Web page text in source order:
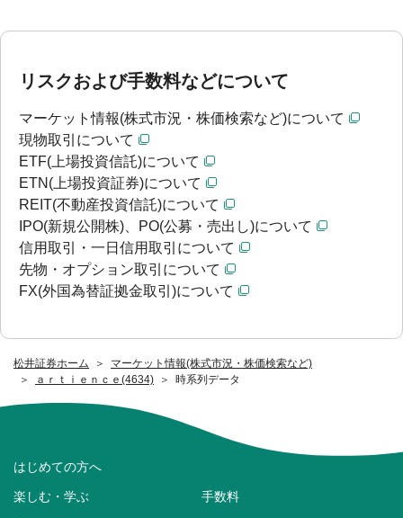
松井証券ホーム
マーケット情報(株式市況・株価検索など)
ａｒｔｉｅｎｃｅ(4634)
時系列データ
リスクおよび手数料などについて
マーケット情報(株式市況・株価検索など)について
現物取引について
ETF(上場投資信託)について
ETN(上場投資証券)について
REIT(不動産投資信託)について
IPO(新規公開株)、PO(公募・売出し)について
信用取引・一日信用取引について
先物・オプション取引について
FX(外国為替証拠金取引)について
はじめての方へ
楽しむ・学ぶ 手数料